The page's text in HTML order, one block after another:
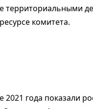
территориальными
комитета.
года показали